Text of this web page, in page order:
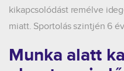
kikapcsolódást remélve
miatt. Sportolás szintjén 6
Munka alatt